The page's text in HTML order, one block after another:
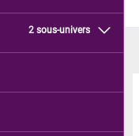
2 sous-univers